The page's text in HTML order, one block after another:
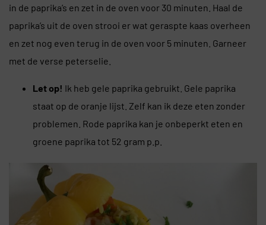
in de paprika’s en zet in de oven voor 30 minuten. Haal de
paprika’s uit de oven strooi er wat geraspte kaas overheen
en zet nog even terug in de oven voor 5 minuten. Garneer
met de verse peterselie.
Let op! Ik heb gele paprika gebruikt. Gele paprika
staat op de oranje lijst. Zelf kan ik deze eten zonder
problemen. Rode paprika kan je onbeperkt eten en
groene paprika tot 52 gram p.p.